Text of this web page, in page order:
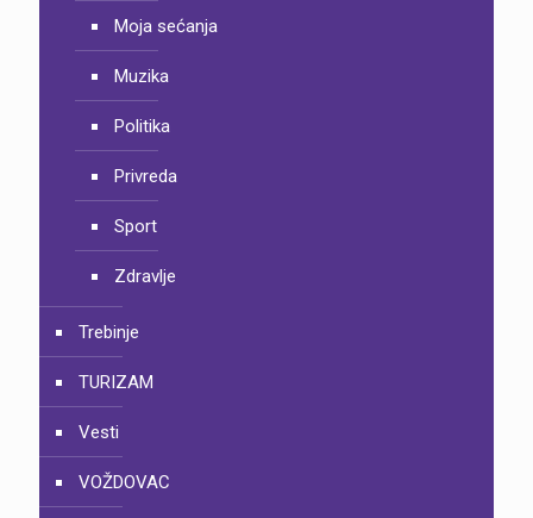
Moja sećanja
Muzika
Politika
Privreda
Sport
Zdravlje
Trebinje
TURIZAM
Vesti
VOŽDOVAC